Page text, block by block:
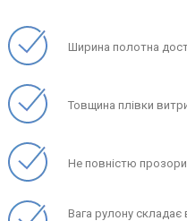
Ширина полотна
Товщина плівки
Не повністю
Вага рулону складає